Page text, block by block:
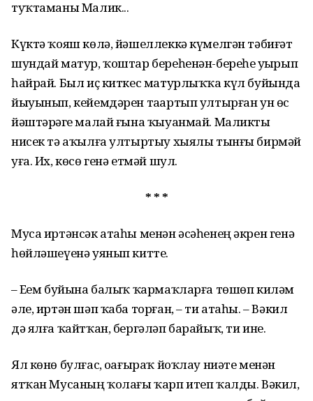
туҡтаманы Малик...
Күктә ҡояш көлә, йәшеллеккә күмелгән тәбиғәт
шундай матур, ҡоштар береһенән-береһе уҙ­ҙырып
һайрай. Был иҫ киткес матурлыҡҡа күл буйында
йыуынып, кейемдәрен таҙартып ултырған ун өс
йәштәрҙәге малай ғына ҡыуанмай. Маликты
нисек тә аҡылға ултыртыу хыялы тынғы бирмәй
уға. Их, көсө генә етмәй шул.
* * *
Муса иртәнсәк атаһы менән әсәһенең әкрен генә
һөйләшеүенә уянып китте.
– Еҙем буйына балыҡ ҡармаҡларға төшөп киләм
әле, иртән шәп ҡаба торған, – ти атаһы. – Вәкил
дә ялға ҡайтҡан, бергәләп барайыҡ, ти ине.
Ял көнө булғас, оҙағыраҡ йоҡлау ниәте менән
ятҡан Мусаның ҡолағы ҡарп итеп ҡалды. Вәкил,